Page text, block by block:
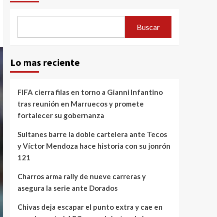
Buscar
Lo mas reciente
FIFA cierra filas en torno a Gianni Infantino
tras reunión en Marruecos y promete
fortalecer su gobernanza
Sultanes barre la doble cartelera ante Tecos
y Víctor Mendoza hace historia con su jonrón
121
Charros arma rally de nueve carreras y
asegura la serie ante Dorados
Chivas deja escapar el punto extra y cae en